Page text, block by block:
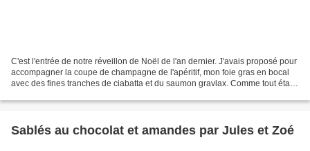
C'est l'entrée de notre réveillon de Noël de l'an dernier. J'avais proposé pour
accompagner la coupe de champagne de l'apéritif, mon foie gras en bocal
avec des fines tranches de ciabatta et du saumon gravlax. Comme tout était
Sablés au chocolat et amandes par Jules et Zoé